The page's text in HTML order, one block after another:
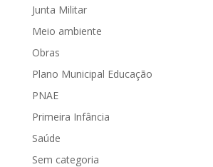
Junta Militar
Meio ambiente
Obras
Plano Municipal Educação
PNAE
Primeira Infância
Saúde
Sem categoria